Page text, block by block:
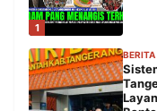
1
BERITA